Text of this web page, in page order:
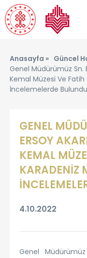
Anasayfa » Güncel
Genel Müdürümüz Sn.
Kemal Müzesi Ve
İncelemelerde
GENEL
ERSOY
KEMAL
KARADENİZ
4.10.2022
Genel